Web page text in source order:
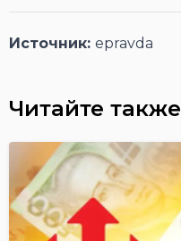
Источник: epravda
Читайте также